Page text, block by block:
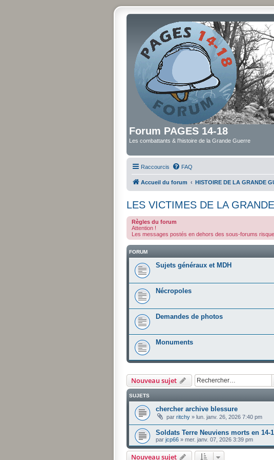
Forum PAGES 14-18
Les combattants & l'histoire de la Grande Guerre
Raccourcis FAQ
Accueil du forum HISTOIRE DE LA GRANDE
LES VICTIMES DE LA
Règles du forum
Attention !
Les messages postés en dehors des sous-forums
FORUM
Sujets généraux et MDH
Nécropoles
Demandes de photos
Monuments
Nouveau sujet
SUJETS
chercher archive blessure
par ritchy » lun. janv. 26, 2026 7:40 pm
Soldats Terre Neuviens morts en 14-
par jcp66 » mer. janv. 07, 2026 3:39 pm
Nouveau sujet